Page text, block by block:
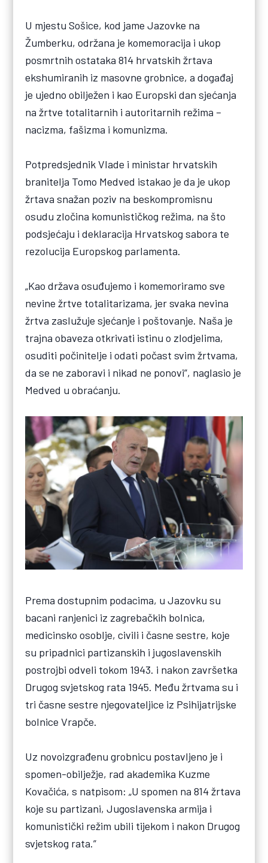
U mjestu Sošice, kod jame Jazovke na
Žumberku, održana je komemoracija i ukop
posmrtnih ostataka 814 hrvatskih žrtava
ekshumiranih iz masovne grobnice, a događaj
je ujedno obilježen i kao Europski dan sjećanja
na žrtve totalitarnih i autoritarnih režima –
nacizma, fašizma i komunizma.
Potpredsjednik Vlade i ministar hrvatskih
branitelja Tomo Medved istakao je da je ukop
žrtava snažan poziv na beskompromisnu
osudu zločina komunističkog režima, na što
podsjećaju i deklaracija Hrvatskog sabora te
rezolucija Europskog parlamenta.
„Kao država osuđujemo i komemoriramo sve
nevine žrtve totalitarizama, jer svaka nevina
žrtva zaslužuje sjećanje i poštovanje. Naša je
trajna obaveza otkrivati istinu o zlodjelima,
osuditi počinitelje i odati počast svim žrtvama,
da se ne zaboravi i nikad ne ponovi”, naglasio je
Medved u obraćanju.
Prema dostupnim podacima, u Jazovku su
bacani ranjenici iz zagrebačkih bolnica,
medicinsko osoblje, civili i časne sestre, koje
su pripadnici partizanskih i jugoslavenskih
postrojbi odveli tokom 1943. i nakon završetka
Drugog svjetskog rata 1945. Među žrtvama su i
tri časne sestre njegovateljice iz Psihijatrijske
bolnice Vrapče.
Uz novoizgrađenu grobnicu postavljeno je i
spomen-obilježje, rad akademika Kuzme
Kovačića, s natpisom: „U spomen na 814 žrtava
koje su partizani, Jugoslavenska armija i
komunistički režim ubili tijekom i nakon Drugog
svjetskog rata.”